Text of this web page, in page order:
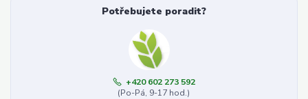
Potřebujete poradit?
+420 602 273 592
(Po-Pá, 9-17 hod.)